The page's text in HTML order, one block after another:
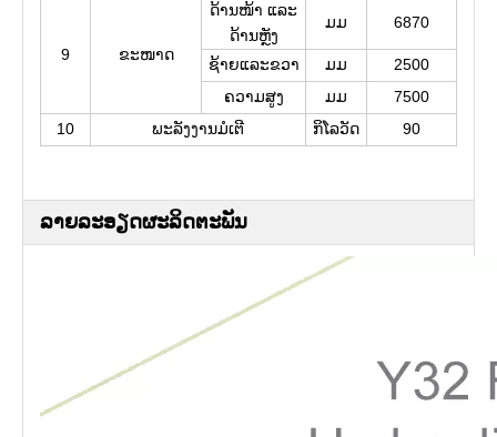
9 ຂະໜາດ
ດ້ານໜ້າ ແລະ
ດ້ານຫຼັງ
ມມ 6870
ຊ້າຍ​ແລະ​ຂວາ ມມ
2500
ຄວາມສູງ
ມມ
7500
10
ພະລັງງານມໍເຕີ ກິໂລວັດ 90
ລາຍລະອຽດຜະລິດຕະພັນ